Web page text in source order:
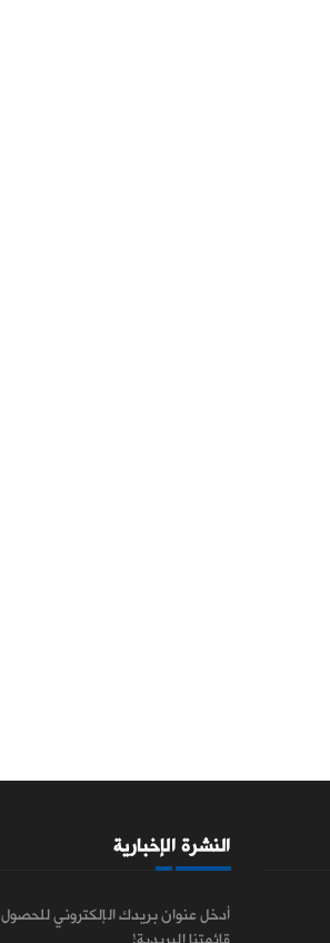
النشرة الإخبارية
أدخل عنوان بريدك الإلكتروني للحصول